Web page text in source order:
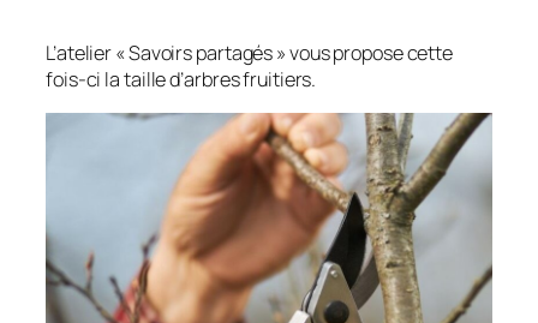
L’atelier « Savoirs partagés » vous propose cette
fois-ci la taille d’arbres fruitiers.